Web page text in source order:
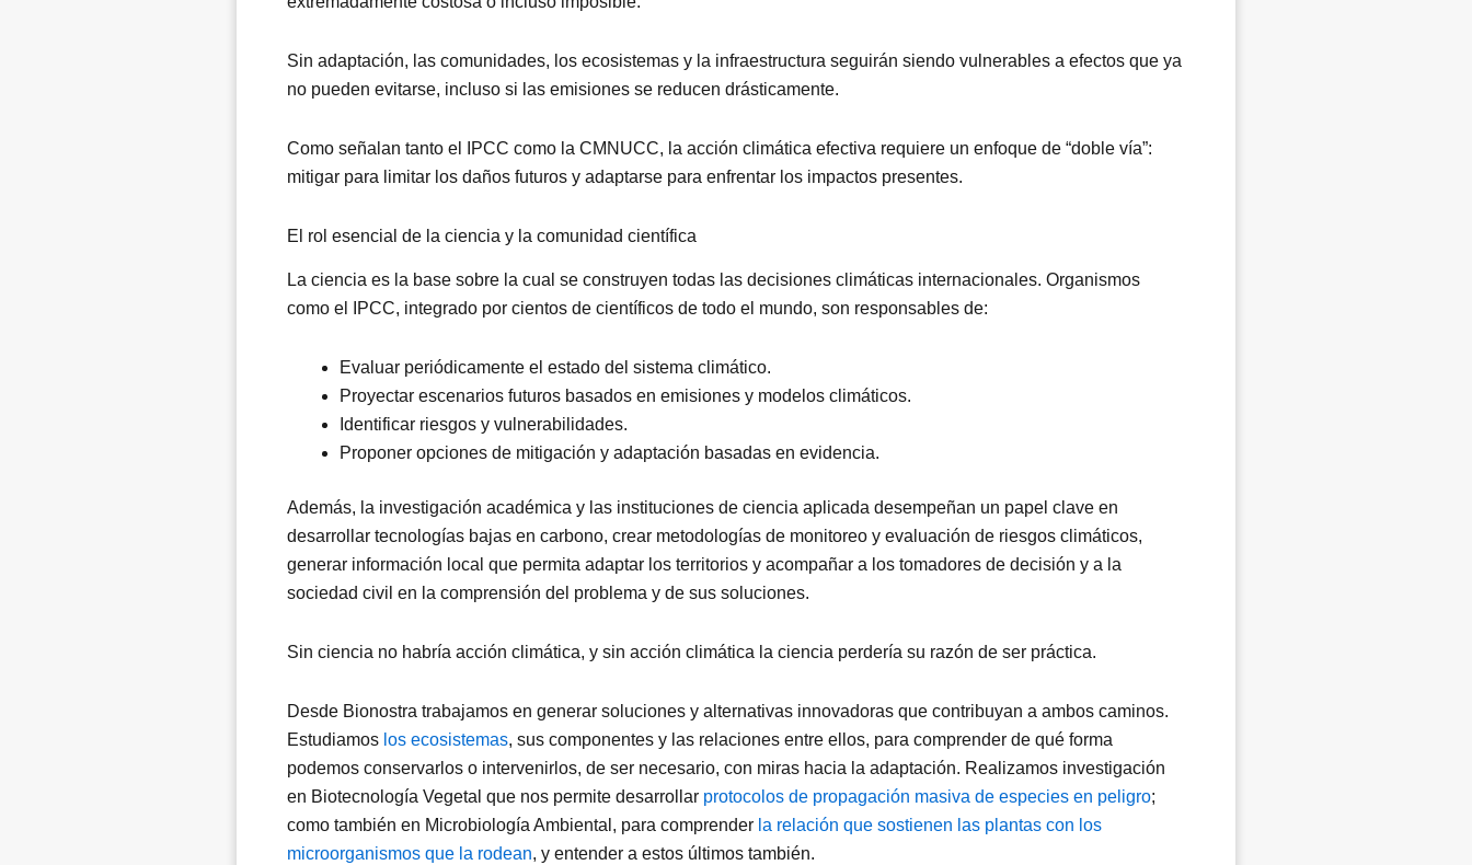
Sin adaptación, las comunidades, los ecosistemas y la infraestructura seguirán siendo vulnerables a efectos que ya
no pueden evitarse, incluso si las emisiones se reducen drásticamente.
Como señalan tanto el IPCC como la CMNUCC, la acción climática efectiva requiere un enfoque de “doble vía”:
mitigar para limitar los daños futuros y adaptarse para enfrentar los impactos presentes.
El rol esencial de la ciencia y la comunidad científica
La ciencia es la base sobre la cual se construyen todas las decisiones climáticas internacionales. Organismos
como el IPCC, integrado por cientos de científicos de todo el mundo, son responsables de:
Evaluar periódicamente el estado del sistema climático.
Proyectar escenarios futuros basados en emisiones y modelos climáticos.
Identificar riesgos y vulnerabilidades.
Proponer opciones de mitigación y adaptación basadas en evidencia.
Además, la investigación académica y las instituciones de ciencia aplicada desempeñan un papel clave en
desarrollar tecnologías bajas en carbono, crear metodologías de monitoreo y evaluación de riesgos climáticos,
generar información local que permita adaptar los territorios y acompañar a los tomadores de decisión y a la
sociedad civil en la comprensión del problema y de sus soluciones.
Sin ciencia no habría acción climática, y sin acción climática la ciencia perdería su razón de ser práctica.
Desde Bionostra trabajamos en generar soluciones y alternativas innovadoras que contribuyan a ambos caminos.
Estudiamos los ecosistemas, sus componentes y las relaciones entre ellos, para comprender de qué forma
podemos conservarlos o intervenirlos, de ser necesario, con miras hacia la adaptación. Realizamos investigación
en Biotecnología Vegetal que nos permite desarrollar protocolos de propagación masiva de especies en peligro;
como también en Microbiología Ambiental, para comprender la relación que sostienen las plantas con los
microorganismos que la rodean, y entender a estos últimos también.